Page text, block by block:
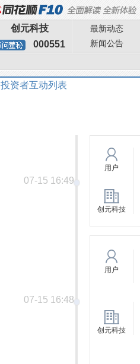
创元科技
000551
最新动态
新闻公告
投资者互动列表
07-15 16:49
用户
创元科技
07-15 16:48
用户
创元科技